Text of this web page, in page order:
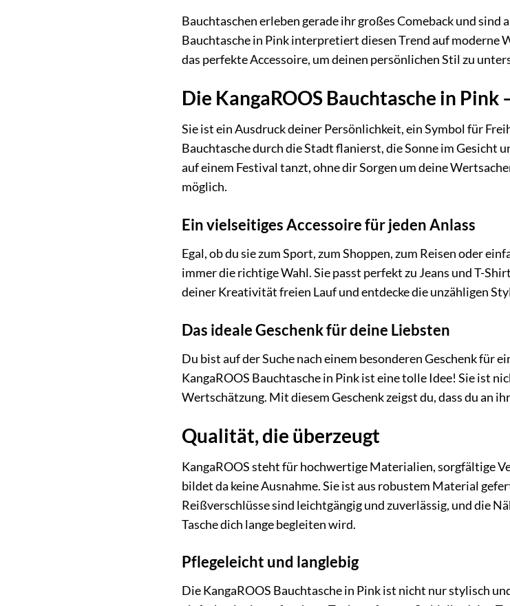
Bauchtaschen erleben gerade ihr großes Comeback und
Bauchtasche in Pink interpretiert diesen Trend auf moderne
das perfekte Accessoire, um deinen persönlichen Stil zu
Die KangaROOS Bauchtasche in Pink
Sie ist ein Ausdruck deiner Persönlichkeit, ein Symbol für
Bauchtasche durch die Stadt flanierst, die Sonne im Gesicht
auf einem Festival tanzt, ohne dir Sorgen um deine
möglich.
Ein vielseitiges Accessoire für jeden Anlass
Egal, ob du sie zum Sport, zum Shoppen, zum Reisen oder
immer die richtige Wahl. Sie passt perfekt zu Jeans und T-
deiner Kreativität freien Lauf und entdecke die unzähligen
Das ideale Geschenk für deine Liebsten
Du bist auf der Suche nach einem besonderen Geschenk für
KangaROOS Bauchtasche in Pink ist eine tolle Idee! Sie ist
Wertschätzung. Mit diesem Geschenk zeigst du, dass du
Qualität, die überzeugt
KangaROOS steht für hochwertige Materialien, sorgfältige
bildet da keine Ausnahme. Sie ist aus robustem Material
Reißverschlüsse sind leichtgängig und zuverlässig, und die
Tasche dich lange begleiten wird.
Pflegeleicht und langlebig
Die KangaROOS Bauchtasche in Pink ist nicht nur stylisch